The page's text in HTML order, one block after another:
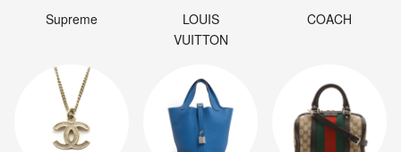
Supreme
LOUIS
VUITTON
COACH